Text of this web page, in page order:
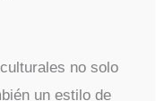
no solo
un estilo de